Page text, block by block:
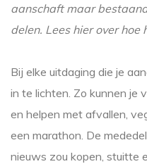
aanschaft maar
delen. Lees hier over hoe
Bij elke uitdaging die je
in te lichten. Zo kunnen je
en helpen met afvallen,
een marathon. De
nieuws zou kopen, stuitte